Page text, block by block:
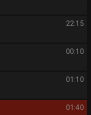
22:15
00:10
01:10
01:40